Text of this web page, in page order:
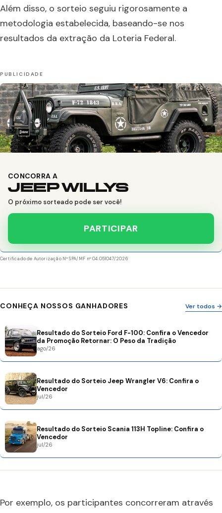
Além disso, o sorteio seguiu rigorosamente a
metodologia estabelecida, baseando-se nos
resultados da extração da Loteria Federal.
CONCORRA A
JEEP WILLYS
O próximo sorteado pode ser você!
PARTICIPAR
Certificado de Autorização Nº SPA/MF nº 04.051047/2026
CONHEÇA NOSSOS GANHADORES Ver todos →
Resultado do Sorteio Ford F-100: Confira o Vencedor
da Promoção Retornar: O Peso da Tradição
ago/26
Resultado do Sorteio Jeep Wrangler V6: Confira o
Vencedor
jul/26
Resultado do Sorteio Scania 113H Topline: Confira o
Vencedor
jul/26
Por exemplo, os participantes concorreram através